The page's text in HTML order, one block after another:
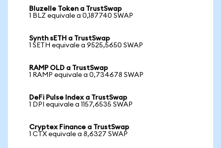
Bluzelle Token a TrustSwap
1 BLZ equivale a 0,187740 SWAP
Synth sETH a TrustSwap
1 SETH equivale a 9525,5650 SWAP
RAMP OLD a TrustSwap
1 RAMP equivale a 0,734678 SWAP
DeFi Pulse Index a TrustSwap
1 DPI equivale a 1157,6535 SWAP
Cryptex Finance a TrustSwap
1 CTX equivale a 8,6327 SWAP